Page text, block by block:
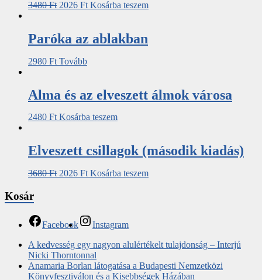
3480Ft 2026 Ft Kosárba teszem
Paróka az ablakban
2980 Ft Tovább
Alma és az elveszett álmok városa
2480 Ft Kosárba teszem
Elveszett csillagok (második kiadás)
3680Ft 2026 Ft Kosárba teszem
Kosár
Facebook
Instagram
A kedvesség egy nagyon alulértékelt tulajdonság – Interjú
Nicki Thorntonnal
Anamaria Borlan látogatása a Budapesti Nemzetközi
Könyvfesztiválon és a Kisebbségek Házában